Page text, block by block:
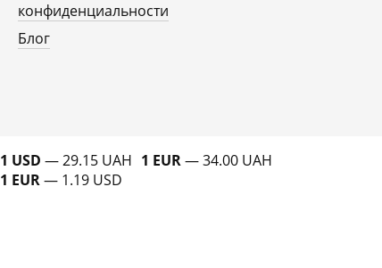
конфиденциальности
Блог
1 USD — 29.15 UAH
1 EUR— 1.19 USD
1 EUR— 34.00 UAH